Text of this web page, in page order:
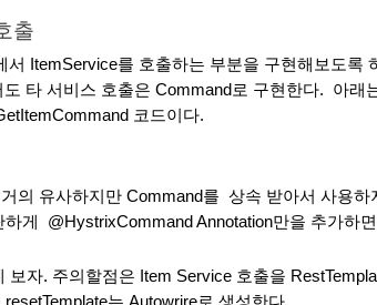
출
서 ItemService를 호출하는 부분을 구현해보도록
타 서비스 호출은 Command로 구현한다.  아래
코드이다.
의 유사하지만 Command를  상속 받아서 사용하
게  @HystrixCommand Annotation만을 추가하
보자. 주의할점은 Item Service 호출을